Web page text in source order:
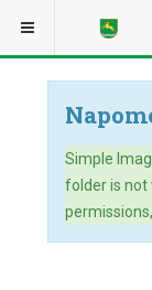
NALAZITE SE OVDJE:
Simple
folder is not